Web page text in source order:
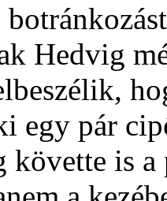
Hedvig
egy pár
is a